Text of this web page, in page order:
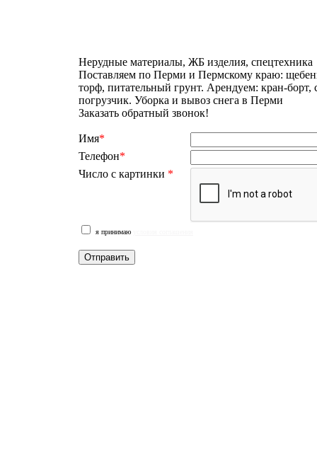
Нерудные материалы, ЖБ изделия, спецтехника
Поставляем по Перми и Пермскому краю:
торф, питательный грунт. Арендуем: кран-
погрузчик. Уборка и вывоз снега в Перми
Заказать обратный звонок!
Имя*
Телефон*
Число с картинки *
я принимаю